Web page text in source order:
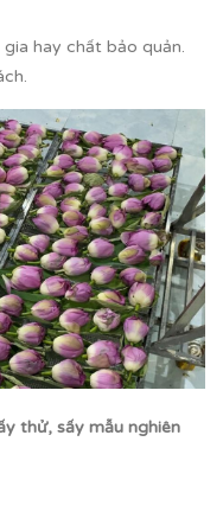
hay chất bảo quản.
thử, sấy mẫu nghiên